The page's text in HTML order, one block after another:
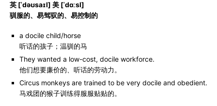
英 [ˈdəʊsaɪl] 美 [ˈdɑːsl]
驯服的、易驾驭的、易控制的
a docile child/horse
听话的孩子；温驯的马
They wanted a low-cost, docile workforce.
他们想要廉价的、听话的劳动力。
Circus monkeys are trained to be very docile and obedient.
马戏团的猴子训练得服服贴贴的。